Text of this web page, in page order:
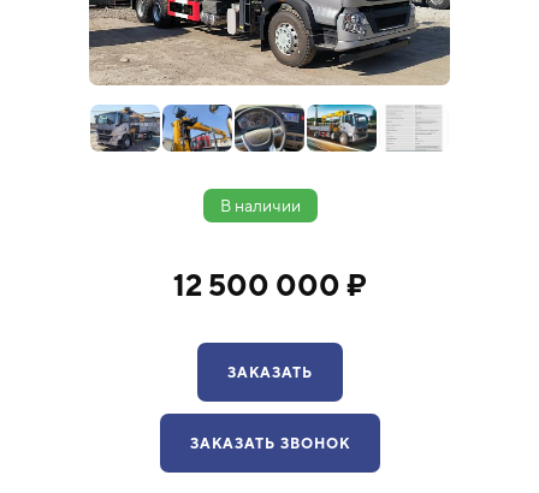
В наличии
12 500 000 ₽
ЗАКАЗАТЬ
ЗАКАЗАТЬ ЗВОНОК